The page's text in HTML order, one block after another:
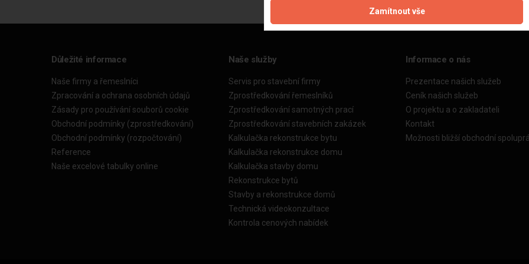
Důležité informace
Naše firmy a řemeslníci
Zpracování a ochrana osobních údajů
Zásady pro používání souborů cookie
Obchodní podmínky (zprostředkování)
Obchodní podmínky (rozpočtování)
Reference
Naše excelové tabulky online
Naše služby
Servis pro stavební firmy
Zprostředkování řemeslníků
Zprostředkování samotných prací
Zprostředkování stavebních zakázek
Kalkulačka rekonstrukce bytu
Kalkulačka rekonstrukce domu
Kalkulačka stavby domu
Rekonstrukce bytů
Stavby a rekonstrukce domů
Technická videokonzultace
Kontrola cenových nabídek
Informace o nás
Prezentace našich služeb
Ceník našich služeb
O projektu a o zakladateli
Kontakt
Možnosti bližší obchodní
Zamítnout vše